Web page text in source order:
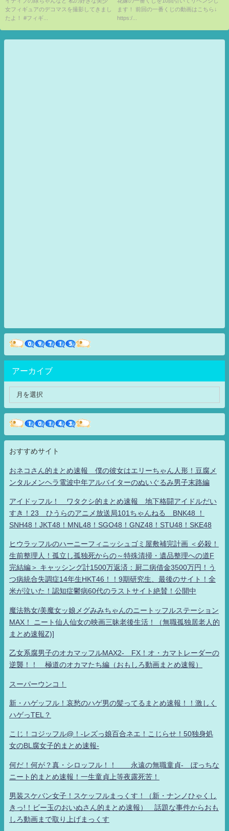
【AKIHABARA】Figure
NENDOROIDO
女フィギュアのデコマスを撮影してきまし
たよ！ #フィギ...
ます！ 前回の一番くじの動画はこちら↓
https:/...
アーカイブ
おすすめサイト
おネコさん的まとめ速報 僕の彼女はエリーちゃん人形！豆腐メ
ンタルメンヘラ電波中年アルバイターのぬいぐるみ男子末路編
アイドッフル！ ワタクシ的まとめ速報 地下格闘アイドルだい
すき！23 ひうらのアニメ放送局101ちゃんねる BNK48 ！
SNH48！JKT48！MNL48！SGO48！GNZ48！STU48！SKE48
ヒウラッフルのハーニーフィニッシュゴミ屋敷補完計画 ＜必殺！
生前整理人！孤立し孤独死からの～特殊清掃・遺品整理への道F
完結編＞ キャッシング計1500万返済：厨二病借金3500万円！う
つ病統合失調症14年生HKT46！！9期研究生、最後のサイト！全
米が泣いた！認知症鬱病60代のラストサイト絶賛！公開中
魔法熟女/美魔女ッ娘メグみみちゃんのニートッフルステーション
MAX！ ニート仙人仙女の映画三昧老後生活！（無職孤独居老人的
まとめ速報Z)]
乙女系腐男子のオカマッフルMAX2- FX！オ・カマトレーダーの
逆襲！！ 極道のオカマたち編（おもしろ動画まとめ速報）
スーパーウンコ！
新・ハゲッフル！哀愁のハゲ男の髪ってるまとめ速報！！激しく
ハゲっTEL？
こじ！コジッフル@！-レズっ娘百合ネエ！こじらせ！50独身処
女のBL腐女子的まとめ速報-
何だ！何が？真・シロッフル！！ 永遠の無職童貞- ぼっちな
ニート的まとめ速報！一生童貞上等夜露死苦！
男装スケバン女子！スケッフルまっくす！（新・ナンノひゃくし
きっ!！ビー玉のおいぬさん的まとめ速報） 話題な事件からおも
しろ動画まで取り上げまっくす